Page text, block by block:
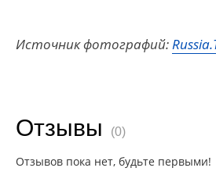
Источник фотографий:
Отзывы (0)
Отзывов пока нет, будьте первыми!